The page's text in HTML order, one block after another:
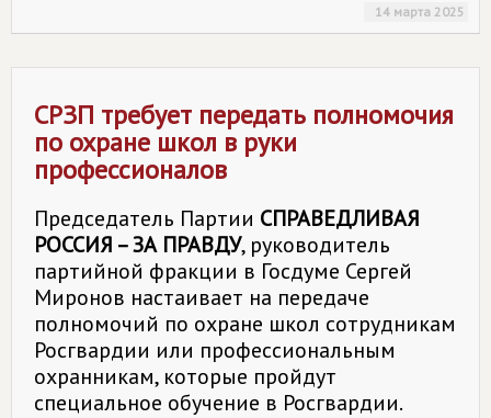
14 марта 2025
СРЗП требует передать полномочия
по охране школ в руки
профессионалов
Председатель Партии СПРАВЕДЛИВАЯ
РОССИЯ – ЗА ПРАВДУ, руководитель
партийной фракции в Госдуме Сергей
Миронов настаивает на передаче
полномочий по охране школ сотрудникам
Росгвардии или профессиональным
охранникам, которые пройдут
специальное обучение в Росгвардии.